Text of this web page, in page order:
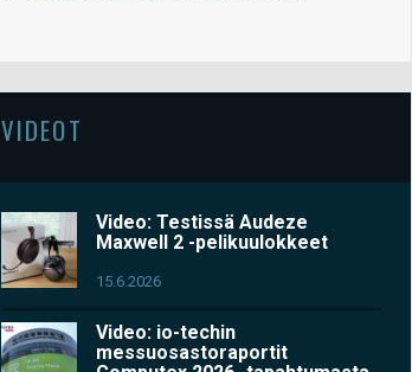
VIDEOT
Video: Testissä Audeze
Maxwell 2 -pelikuulokkeet
15.6.2026
Video: io-techin
messuosastoraportit